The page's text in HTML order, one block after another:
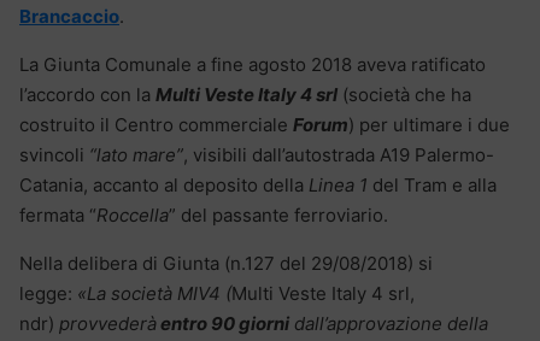
Brancaccio.
La Giunta Comunale a fine agosto 2018 aveva ratificato
l’accordo con la Multi Veste Italy 4 srl (società che ha
costruito il Centro commerciale Forum) per ultimare i due
svincoli “lato mare”, visibili dall’autostrada A19 Palermo-
Catania, accanto al deposito della Linea 1 del Tram e alla
fermata “Roccella” del passante ferroviario.
Nella delibera di Giunta (n.127 del 29/08/2018) si
legge: «La società MIV4 (Multi Veste Italy 4 srl,
ndr) provvederàentro 90 giorni dall’approvazione della